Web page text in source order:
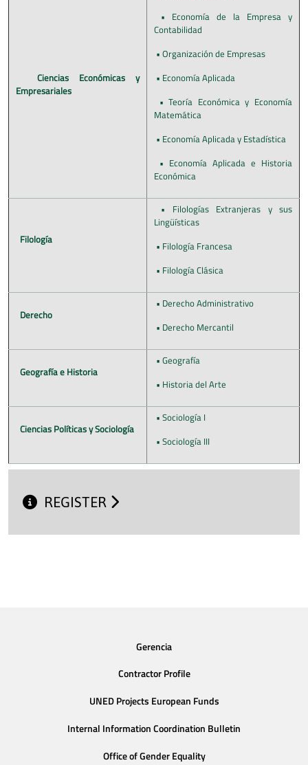
Ciencias Económicas y
Empresariales
• Economía de la Empresa y
Contabilidad
• Organización de Empresas
• Economía Aplicada
• Teoría Económica y Economía
Matemática
• Economía Aplicada y Estadística
• Economía Aplicada e Historia
Económica
Filología
• Filologías Extranjeras y sus
Lingüísticas
• Filología Francesa
• Filología Clásica
Derecho
• Derecho Administrativo
• Derecho Mercantil
Geografía e Historia
• Geografía
• Historia del Arte
Ciencias Políticas y Sociología
• Sociología I
• Sociología III
REGISTER
Gerencia
Contractor Profile
UNED Projects European Funds
Internal Information Coordination Bulletin
Office of Gender Equality